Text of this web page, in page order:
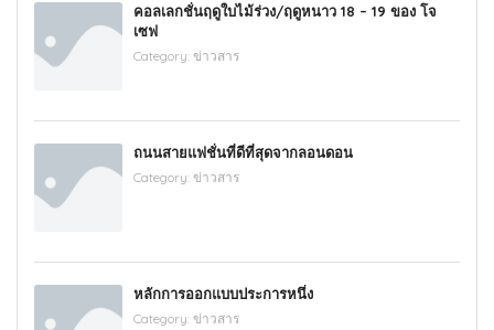
คอลเลกชั่นฤดูใบไม้ร่วง/ฤดูหนาว 18 – 19 ของ โจ
เซฟ
Category: ข่าวสาร
ถนนสายแฟชั่นที่ดีที่สุดจากลอนดอน
Category: ข่าวสาร
หลักการออกแบบประการหนึ่ง
Category: ข่าวสาร